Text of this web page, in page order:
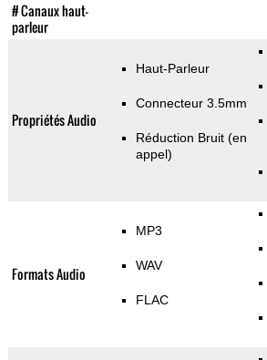
# Canaux haut-
parleur
Propriétés Audio
Haut-Parleur
Connecteur 3.5mm
Réduction Bruit (en
appel)
Formats Audio
MP3
WAV
FLAC